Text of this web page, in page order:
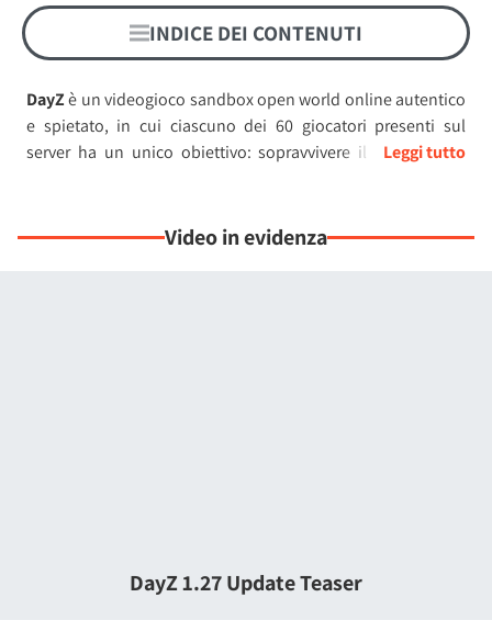
INDICE DEI CONTENUTI
DayZè un videogioco sandbox open world online autentico
e spietato, in cui ciascuno dei 60 giocatori presenti sul
server ha un unico obiettivo: sopravvivere il più a lungo
di gioco o aiuti. Ogni decisione conta. Senza salvataggi e
può condurre alla nascita di un'amicizia che durerà per tutta
Video in evidenza
DayZ 1.27 Update Teaser